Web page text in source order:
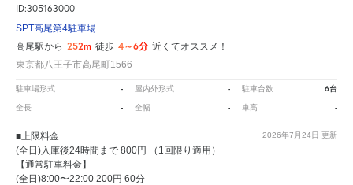
ID:305163000
SPT高尾第4駐車場
高尾駅から 252m 徒歩 4～6分 近くてオススメ！
東京都八王子市高尾町1566
駐車場形式 - 屋内外形式 - 駐車台数 6台
全長 - 全幅 - 車高 -
2026年7月24日 更新
■上限料金
(全日)入庫後24時間まで 800円 （1回限り適用）
【通常駐車料金】
(全日)8:00〜22:00 200円 60分